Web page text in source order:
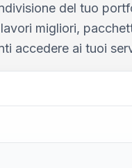
del tuo
migliori,
accedere ai tuoi